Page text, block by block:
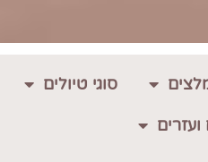
סוגי טיולים